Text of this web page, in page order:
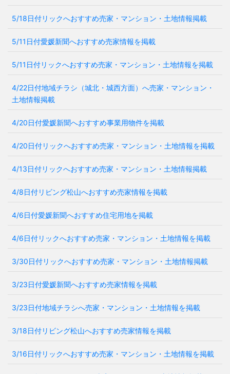
5/18日付リックへおすすめ売家・マンション・土地情報掲載
5/11日付愛媛新聞へおすすめ売家情報を掲載
5/11日付リックへおすすめ売家・マンション・土地情報を掲載
4/22日付地域チラシ（城北・城西方面）へ売家・マンション・
土地情報掲載
4/20日付愛媛新聞へおすすめ事業用物件を掲載
4/20日付リックへおすすめ売家・マンション・土地情報を掲載
4/13日付リックへおすすめ売家・マンション・土地情報掲載
4/8日付リビング松山へおすすめ売家情報を掲載
4/6日付愛媛新聞へおすすめ住宅用地を掲載
4/6日付リックへおすすめ売家・マンション・土地情報を掲載
3/30日付リックへおすすめ売家・マンション・土地情報掲載
3/23日付愛媛新聞へおすすめ売家情報を掲載
3/23日付地域チラシへ売家・マンション・土地情報を掲載
3/18日付リビング松山へおすすめ売家情報を掲載
3/16日付リックへおすすめ売家・マンション・土地情報を掲載